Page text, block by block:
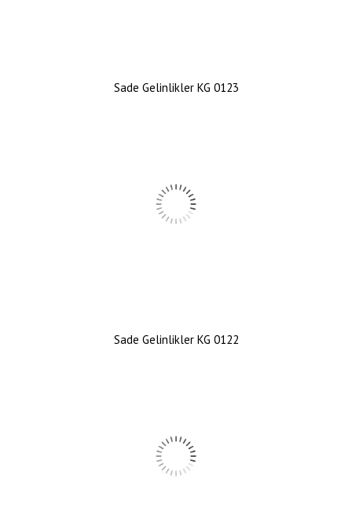
Sade Gelinlikler KG 0123
Sade Gelinlikler KG 0122